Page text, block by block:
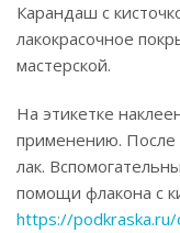
Карандаш с
лакокрасочное
мастерской.
На этикетке
применению. После
лак.
помощи флакона с
https://